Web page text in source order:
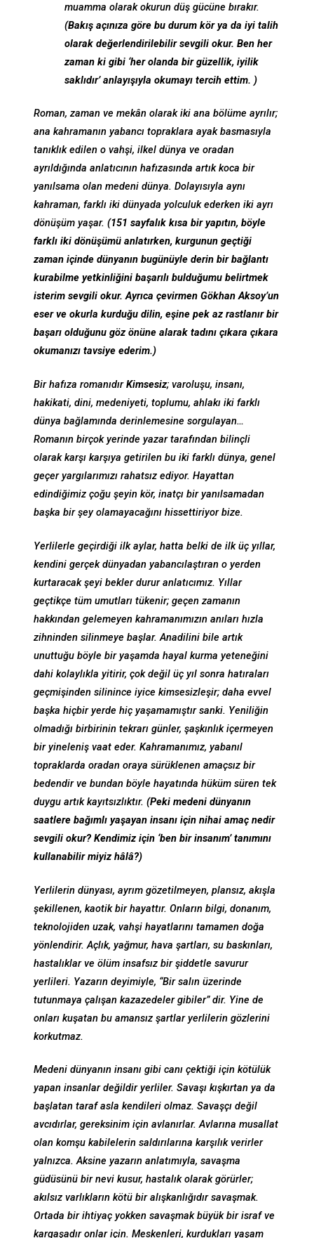
muamma olarak okurun düş gücüne bırakır.
(Bakış açınıza göre bu durum kör ya da iyi talih
olarak değerlendirilebilir sevgili okur. Ben her
zaman ki gibi ‘her olanda bir güzellik, iyilik
saklıdır’ anlayışıyla okumayı tercih ettim. )
Roman, zaman ve mekân olarak iki ana bölüme ayrılır;
ana kahramanın yabancı topraklara ayak basmasıyla
tanıklık edilen o vahşi, ilkel dünya ve oradan
ayrıldığında anlatıcının hafızasında artık koca bir
yanılsama olan medeni dünya. Dolayısıyla aynı
kahraman, farklı iki dünyada yolculuk ederken iki ayrı
dönüşüm yaşar. (151 sayfalık kısa bir yapıtın, böyle
farklı iki dönüşümü anlatırken, kurgunun geçtiği
zaman içinde dünyanın bugünüyle derin bir bağlantı
kurabilme yetkinliğini başarılı bulduğumu belirtmek
isterim sevgili okur. Ayrıca çevirmen Gökhan Aksoy’un
eser ve okurla kurduğu dilin, eşine pek az rastlanır bir
başarı olduğunu göz önüne alarak tadını çıkara çıkara
okumanızı tavsiye ederim.)
Bir hafıza romanıdırKimsesiz; varoluşu, insanı,
hakikati, dini, medeniyeti, toplumu, ahlakı iki farklı
dünya bağlamında derinlemesine sorgulayan…
Romanın birçok yerinde yazar tarafından bilinçli
olarak karşı karşıya getirilen bu iki farklı dünya, genel
geçer yargılarımızı rahatsız ediyor. Hayattan
edindiğimiz çoğu şeyin kör, inatçı bir yanılsamadan
başka bir şey olamayacağını hissettiriyor bize.
Yerlilerle geçirdiği ilk aylar, hatta belki de ilk üç yıllar,
kendini gerçek dünyadan yabancılaştıran o yerden
kurtaracak şeyi bekler durur anlatıcımız. Yıllar
geçtikçe tüm umutları tükenir; geçen zamanın
hakkından gelemeyen kahramanımızın anıları hızla
zihninden silinmeye başlar. Anadilini bile artık
unuttuğu böyle bir yaşamda hayal kurma yeteneğini
dahi kolaylıkla yitirir, çok değil üç yıl sonra hatıraları
geçmişinden silinince iyice kimsesizleşir; daha evvel
başka hiçbir yerde hiç yaşamamıştır sanki. Yeniliğin
olmadığı birbirinin tekrarı günler, şaşkınlık içermeyen
bir yineleniş vaat eder. Kahramanımız, yabanıl
topraklarda oradan oraya sürüklenen amaçsız bir
bedendir ve bundan böyle hayatında hüküm süren tek
duygu artık kayıtsızlıktır. (Peki medeni dünyanın
saatlere bağımlı yaşayan insanı için nihai amaç nedir
sevgili okur? Kendimiz için ‘ben bir insanım’ tanımını
kullanabilir miyiz hâlâ?)
Yerlilerin dünyası, ayrım gözetilmeyen, plansız, akışla
şekillenen, kaotik bir hayattır. Onların bilgi, donanım,
teknolojiden uzak, vahşi hayatlarını tamamen doğa
yönlendirir. Açlık, yağmur, hava şartları, su baskınları,
hastalıklar ve ölüm insafsız bir şiddetle savurur
yerlileri. Yazarın deyimiyle, “Bir salın üzerinde
tutunmaya çalışan kazazedeler gibiler” dir. Yine de
onları kuşatan bu amansız şartlar yerlilerin gözlerini
korkutmaz.
Medeni dünyanın insanı gibi canı çektiği için kötülük
yapan insanlar değildir yerliler. Savaşı kışkırtan ya da
başlatan taraf asla kendileri olmaz. Savaşçı değil
avcıdırlar, gereksinim için avlanırlar. Avlarına musallat
olan komşu kabilelerin saldırılarına karşılık verirler
yalnızca. Aksine yazarın anlatımıyla, savaşma
güdüsünü bir nevi kusur, hastalık olarak görürler;
akılsız varlıkların kötü bir alışkanlığıdır savaşmak.
Ortada bir ihtiyaç yokken savaşmak büyük bir israf ve
kargaşadır onlar için. Meskenleri, kurdukları yaşam